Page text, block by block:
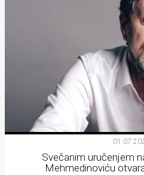
Svečanim uručenjem
Mehmedinoviću